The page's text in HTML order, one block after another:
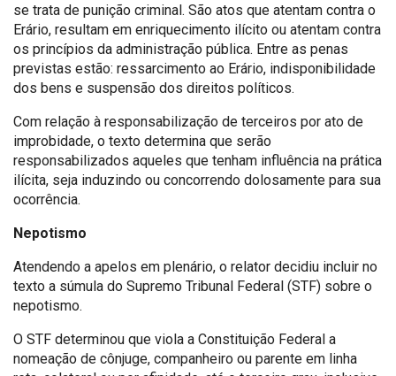
se trata de punição criminal. São atos que atentam contra o
Erário, resultam em enriquecimento ilícito ou atentam contra
os princípios da administração pública. Entre as penas
previstas estão: ressarcimento ao Erário, indisponibilidade
dos bens e suspensão dos direitos políticos.
Com relação à responsabilização de terceiros por ato de
improbidade, o texto determina que serão
responsabilizados aqueles que tenham influência na prática
ilícita, seja induzindo ou concorrendo dolosamente para sua
ocorrência.
Nepotismo
Atendendo a apelos em plenário, o relator decidiu incluir no
texto a súmula do Supremo Tribunal Federal (STF) sobre o
nepotismo.
O STF determinou que viola a Constituição Federal a
nomeação de cônjuge, companheiro ou parente em linha